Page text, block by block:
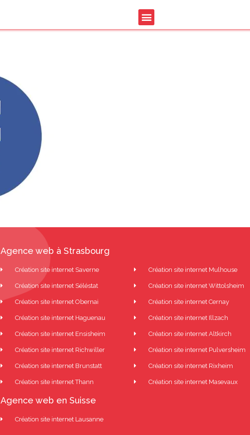
Agence web à Strasbourg
Création site internet Saverne
Création site internet Séléstat
Création site internet Obernai
Création site internet Haguenau
Création site internet Ensisheim
Création site internet Richwiller
Création site internet Brunstatt
Création site internet Thann
Création site internet Mulhouse
Création site internet Wittolsheim
Création site internet Cernay
Création site internet Illzach
Création site internet Altkirch
Création site internet Pulversheim
Création site internet Rixheim
Création site internet Masevaux
Agence web en Suisse
Création site internet Lausanne